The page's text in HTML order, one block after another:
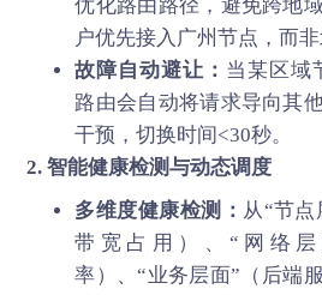
优化路由路径，避免跨地
户优先接入广州节点，而
故障自动避让： 当某区域
路由会自动将请求导向其
干预，切换时间<30秒。
2. 智能健康检测与动态调度
多维度健康检测： 从“节点
带宽占用）、“网络
率）、“业务层面”（后端